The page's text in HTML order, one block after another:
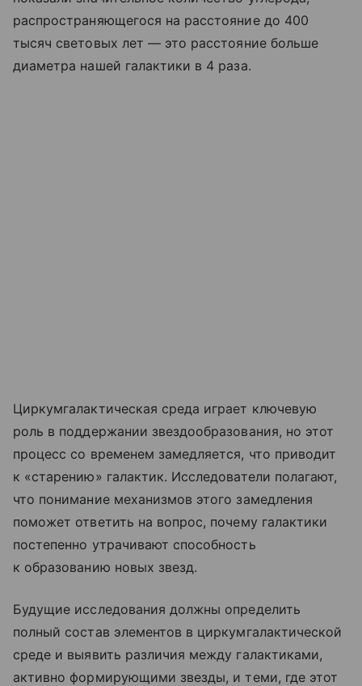
распространяющегося на расстояние до 400
тысяч световых лет — это расстояние больше
диаметра нашей галактики в 4 раза.
Циркумгалактическая среда играет ключевую
роль в поддержании звездообразования, но этот
процесс со временем замедляется, что приводит
к «старению» галактик. Исследователи полагают,
что понимание механизмов этого замедления
поможет ответить на вопрос, почему галактики
постепенно утрачивают способность
к образованию новых звезд.
Будущие исследования должны определить
полный состав элементов в циркумгалактической
среде и выявить различия между галактиками,
активно формирующими звезды, и теми, где этот